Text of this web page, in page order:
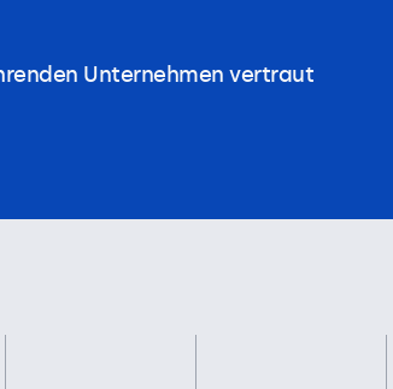
Unternehmen vertraut